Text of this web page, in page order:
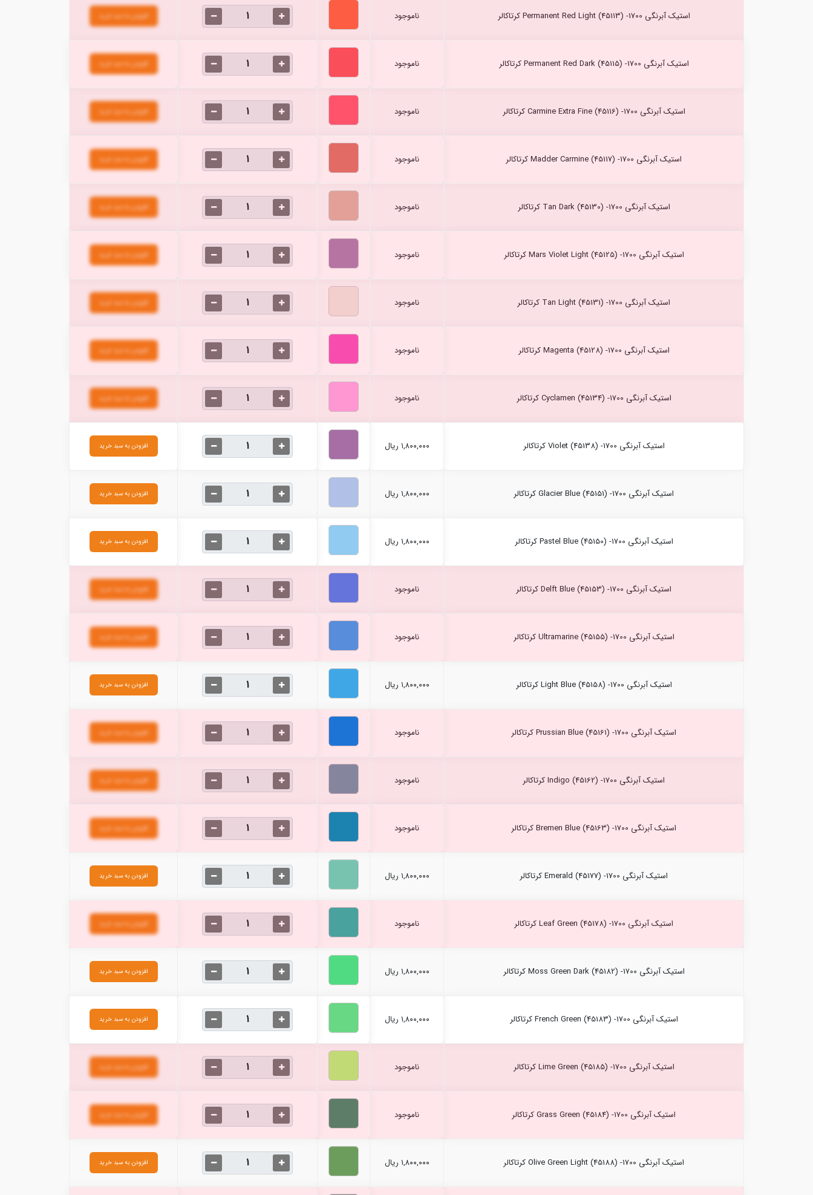
استیک آبرنگی Permanent Red Light (45113) -1700 کرتاکالر ناموجود افزودن به سبد خرید
استیک آبرنگی Permanent Red Dark (45115) -1700 کرتاکالر ناموجود افزودن به سبد خرید
استیک آبرنگی Carmine Extra Fine (45116) -1700 کرتاکالر ناموجود افزودن به سبد خرید
استیک آبرنگی Madder Carmine (45117) -1700 کرتاکالر ناموجود افزودن به سبد خرید
استیک آبرنگی Tan Dark (45130) -1700 کرتاکالر ناموجود افزودن به سبد خرید
استیک آبرنگی Mars Violet Light (45125) -1700 کرتاکالر ناموجود افزودن به سبد خرید
استیک آبرنگی Tan Light (45131) -1700 کرتاکالر ناموجود افزودن به سبد خرید
استیک آبرنگی Magenta (45128) -1700 کرتاکالر ناموجود افزودن به سبد خرید
استیک آبرنگی Cyclamen (45134) -1700 کرتاکالر ناموجود افزودن به سبد خرید
استیک آبرنگی Violet (45138) -1700 کرتاکالر ۱,۸۰۰,۰۰۰ ریال افزودن به سبد خرید
استیک آبرنگی Glacier Blue (45151) -1700 کرتاکالر ۱,۸۰۰,۰۰۰ ریال افزودن به سبد خرید
استیک آبرنگی Pastel Blue (45150) -1700 کرتاکالر ۱,۸۰۰,۰۰۰ ریال افزودن به سبد خرید
استیک آبرنگی Delft Blue (45153) -1700 کرتاکالر ناموجود افزودن به سبد خرید
استیک آبرنگی Ultramarine (45155) -1700 کرتاکالر ناموجود افزودن به سبد خرید
استیک آبرنگی Light Blue (45158) -1700 کرتاکالر ۱,۸۰۰,۰۰۰ ریال افزودن به سبد خرید
استیک آبرنگی Prussian Blue (45161) -1700 کرتاکالر ناموجود افزودن به سبد خرید
استیک آبرنگی Indigo (45162) -1700 کرتاکالر ناموجود افزودن به سبد خرید
استیک آبرنگی Bremen Blue (45163) -1700 کرتاکالر ناموجود افزودن به سبد خرید
استیک آبرنگی Emerald (45177) -1700 کرتاکالر ۱,۸۰۰,۰۰۰ ریال افزودن به سبد خرید
استیک آبرنگی Leaf Green (45178) -1700 کرتاکالر ناموجود افزودن به سبد خرید
استیک آبرنگی Moss Green Dark (45182) -1700 کرتاکالر ۱,۸۰۰,۰۰۰ ریال افزودن به سبد خرید
استیک آبرنگی French Green (45183) -1700 کرتاکالر ۱,۸۰۰,۰۰۰ ریال افزودن به سبد خرید
استیک آبرنگی Lime Green (45185) -1700 کرتاکالر ناموجود افزودن به سبد خرید
استیک آبرنگی Grass Green (45184) -1700 کرتاکالر ناموجود افزودن به سبد خرید
استیک آبرنگی Olive Green Light (45188) -1700 کرتاکالر ۱,۸۰۰,۰۰۰ ریال افزودن به سبد خرید